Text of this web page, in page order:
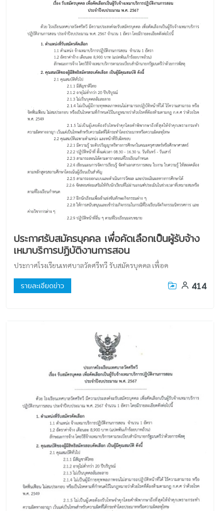
ประกาศรับสมัครบุคคล เพื่อคัดเลือกเป็นผู้รับจ้าง
เหมาบริการปฏิบัติงานการสอน
ประกาศโรงเรียนเทศบาลวัดศรีทวี รับสมัครบุคคล เพื่อค
รายละเอียดข่าว 414